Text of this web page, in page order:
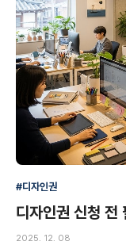
#디자인권
디자인권 신청 전
2025. 12. 08